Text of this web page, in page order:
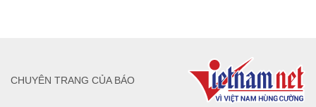
CHUYÊN TRANG CỦA BÁO